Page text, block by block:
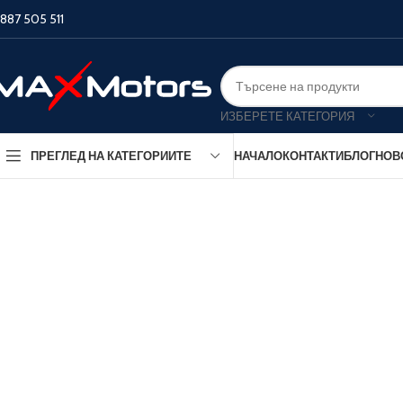
505 511
ИЗБЕРЕТЕ КАТЕГОРИЯ
ПРЕГЛЕД НА КАТЕГОРИИТЕ НАЧАЛОКОНТАКТИБЛОГ